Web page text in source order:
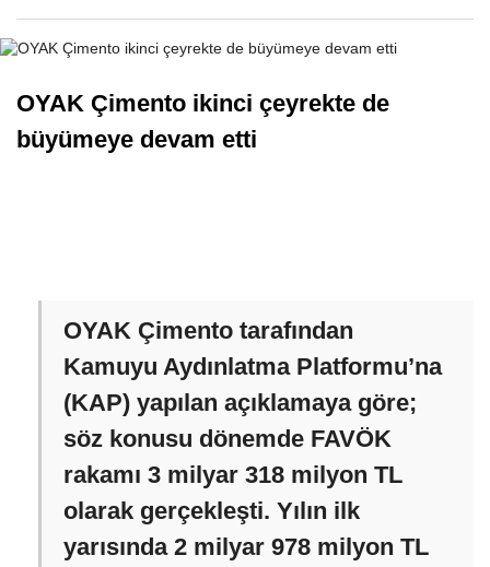
OYAK Çimento ikinci çeyrekte de
büyümeye devam etti
OYAK Çimento tarafından
Kamuyu Aydınlatma Platformu’na
(KAP) yapılan açıklamaya göre;
söz konusu dönemde FAVÖK
rakamı 3 milyar 318 milyon TL
olarak gerçekleşti. Yılın ilk
yarısında 2 milyar 978 milyon TL